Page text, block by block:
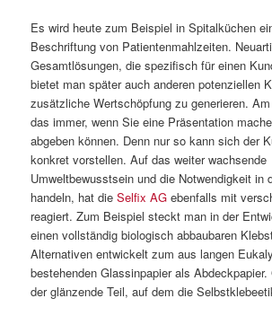
Es wird heute zum Beispiel in Spitalküchen
Beschriftung von Patientenmahlzeiten.
Gesamtlösungen, die spezifisch für einen
bietet man später auch anderen potenziellen
zusätzliche Wertschöpfung zu generieren.
das immer, wenn Sie eine Präsentation
abgeben können. Denn nur so kann sich der
konkret vorstellen. Auf das weiter wachsende
Umweltbewusstsein und die Notwendigkeit in
handeln, hat dieSelfix AG ebenfalls mit
reagiert. Zum Beispiel steckt man in der
einen vollständig biologisch abbaubaren
Alternativen entwickelt zum aus langen
bestehenden Glassinpapier als
der glänzende Teil, auf dem die